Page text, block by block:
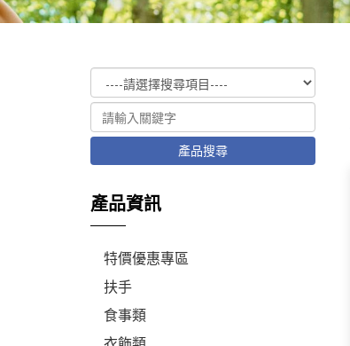
產品搜尋
產品資訊
特價優惠專區
扶手
食事類